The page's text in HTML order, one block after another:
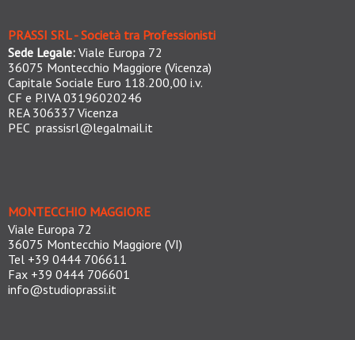
PRASSI SRL - Società tra Professionisti
Sede Legale: Viale Europa 72
36075 Montecchio Maggiore (Vicenza)
Capitale Sociale Euro 118.200,00 i.v.
CF e P.IVA 03196020246
REA 306337 Vicenza
PEC prassisrl@legalmail.it
MONTECCHIO MAGGIORE
Viale Europa 72
36075 Montecchio Maggiore (VI)
Tel +39 0444 706611
Fax +39 0444 706601
info@studioprassi.it